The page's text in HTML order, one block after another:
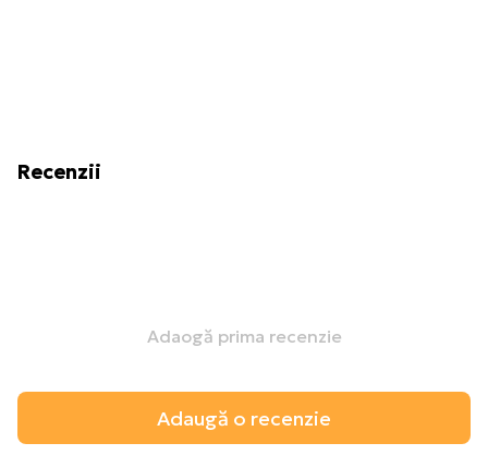
Recenzii
Adaogă prima recenzie
Adaugă o recenzie